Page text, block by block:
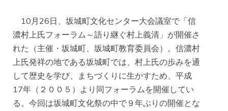
10月26日、坂城町文化センター大会議室で「信
濃村上氏フォーラム～語り継ぐ村上義清」が開催さ
れた（主催・坂城町、坂城町教育委員会）。信濃村
上氏発祥の地である坂城町では、村上氏の歩みを通
して歴史を学び、まちづくりに生かすため、平成
17年（２００５）より同フォーラムを開催してい
る。今回は坂城町文化祭の中で９年ぶりの開催とな